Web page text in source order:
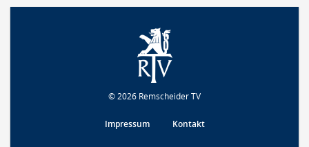
© 2026 Remscheider TV
Impressum Kontakt